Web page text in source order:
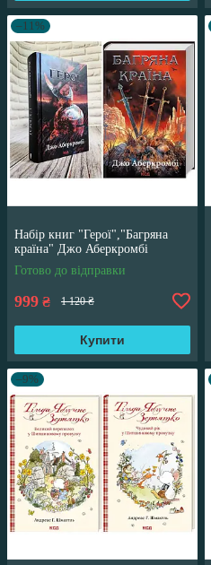
–11%
Набір книг "Герої","Багряна
країна" Джо Аберкромбі
Готово до відправки
999 ₴ 1 120 ₴
Купити
–9%